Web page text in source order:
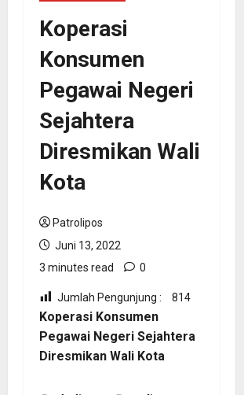
Koperasi
Konsumen
Pegawai Negeri
Sejahtera
Diresmikan Wali
Kota
Patrolipos
Juni 13, 2022
3 minutes read
0
Jumlah Pengunjung : 814
Koperasi Konsumen
Pegawai Negeri Sejahtera
Diresmikan Wali Kota